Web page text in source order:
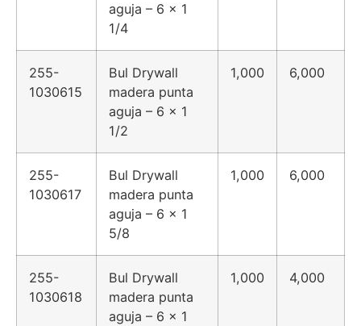
aguja – 6 x 1
1/4
255-
1030615
Bul Drywall
madera punta
aguja – 6 x 1
1/2
1,000 6,000
255-
1030617
Bul Drywall
madera punta
aguja – 6 x 1
5/8
1,000 6,000
255-
1030618
Bul Drywall
madera punta
aguja – 6 x 1
1,000 4,000